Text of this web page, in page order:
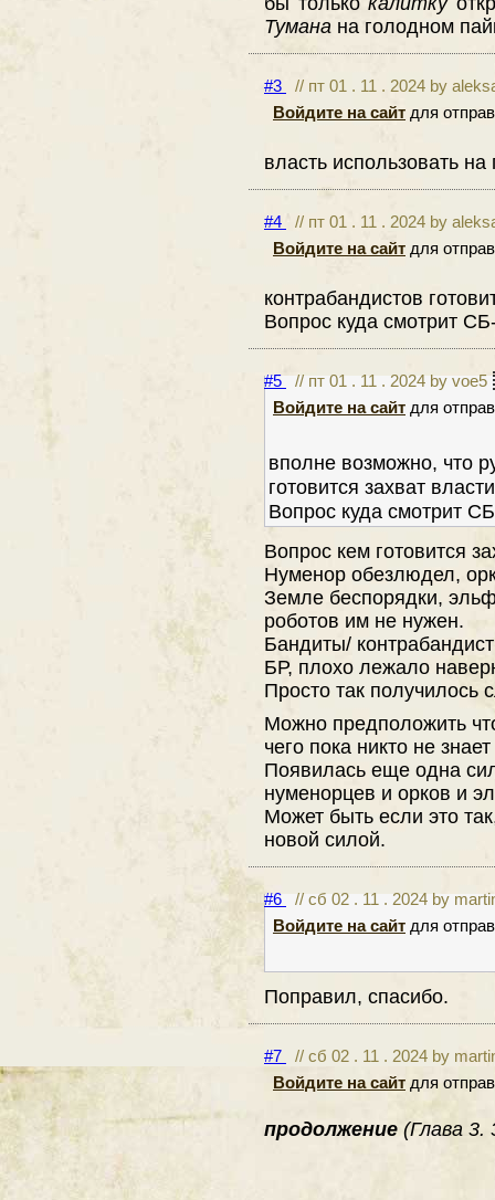
Тумана на голодном
#3
// пт 01 . 11 . 2024 by
Войдите на сайт для
власть использовать
#4
// пт 01 . 11 . 2024 by
Войдите на сайт для
контрабандистов
Вопрос куда смотрит
#5// пт 01 . 11 . 2024 by voe5
Войдите на сайт для
вполне возможно, что
готовится захват
Вопрос куда смотрит
Вопрос кем готовится
Нуменор обезлюдел,
Земле беспорядки,
роботов им не нужен.
Бандиты/
БР, плохо лежало
Просто так получилось
Можно предположить
чего пока никто не
Появилась еще одна
нуменорцев и орков и
Может быть если это
новой силой.
#6
// сб 02 . 11 . 2024 by
Войдите на сайт для
Поправил, спасибо.
#7
// сб 02 . 11 . 2024 by
Войдите на сайт для
продолжение (Глава 3.